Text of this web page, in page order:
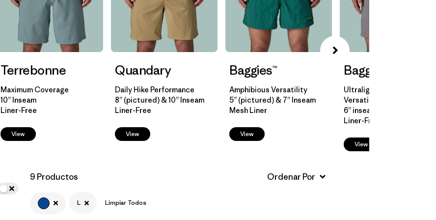
(1)
Filtrar por
Size 1
M
Terrebonne
Maximum Coverage
10” Inseam
Liner-Free
View
Quandary
Daily Hike Performance
8” (pictured) & 10” Inseam
Liner-Free
View
Baggies™
Amphibious Versatility
5” (pictured) & 7” Inseam
Mesh Liner
View
Baggies™ Lights
Ultralight Amphibious
Versatility
6” inseam
Liner-Free
View
9 Productos
L Limpiar Todos